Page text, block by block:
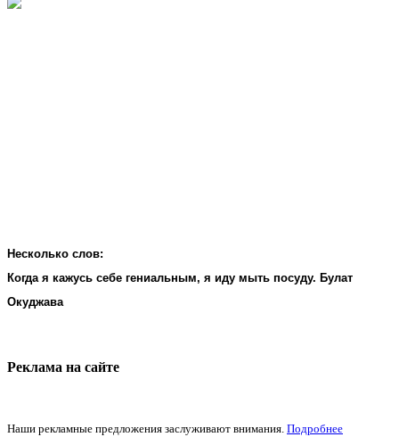
Несколько слов:
Когда я кажусь себе гениальным, я иду мыть посуду. Булат
Окуджава
Реклама на cайте
Наши рекламные предложения заслуживают внимания. Подробнее